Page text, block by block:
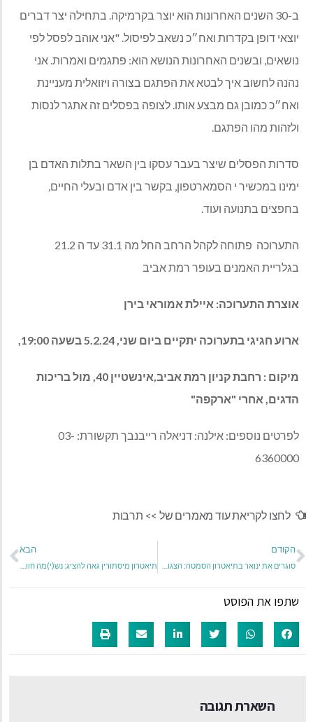
ב-30 השנים האחרונות הוא יוצר בקרמיקה. בתחילה יצר דברים
יוצאי דופן בקדרות ואח״כ נשאב לפיסול. "אני אוהב לפסל לפי
נושאים, ובשנים האחרונות הנושא הוא: פתגמים ואמרות. אני
נהנה לחשוב איך לבטא את הפתגם בצורה ויזואלית מעניינת
ואח״כ כמובן גם מבצע אותו. לצופה בפסלים זה אתגר לנסות
ולזהות מהו הפתגם.
סדרות הפסלים שיצר בעבר עסקו בין השאר בתלות האדם בן
ימינו במכשיר י הסמארטפון, בקשר בין אדם ובעלי החיים,
בחפצים בתנועה ועוד.
התערוכה
פתוחה לקהל הרחב החל מה 31.1 עד ה 21.2
בגלריית האמנים בעופר רמת אביב
אוצרת התערוכה: איילת אמוראי בירן
ארוע חגיגי בתערוכה יתקיים ביום שני, 5.2.24 בשעה 19:00,
מיקום : רחבת קניון רמת אביב,אינשטיין 40, מול בריכות
הדגים, אחרי "ארקפה"
לפרטים נוספים: אילנה: דניאלה רייבנבך תקשורת : 03-
6360000
לחצו לקריאת עוד מאמרים של >> תרבות
הקודם הבא
שתפו את הפוסט
השארת תגובה